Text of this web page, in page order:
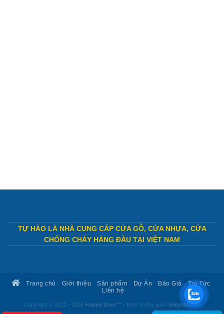
TỰ HÀO LÀ NHÀ CUNG CẤP CỬA GỖ, CỬA NHỰA, CỬA
CHỐNG CHÁY HÀNG ĐẦU TẠI VIỆT NAM
Trang chủ Giới thiệu Sản phẩm Dự Án Báo Giá
Tin Tức
Liên hệ
Copyright © 2012 - 2026 Happy Door™ - Đơn vị chủ quản SaigonDoor